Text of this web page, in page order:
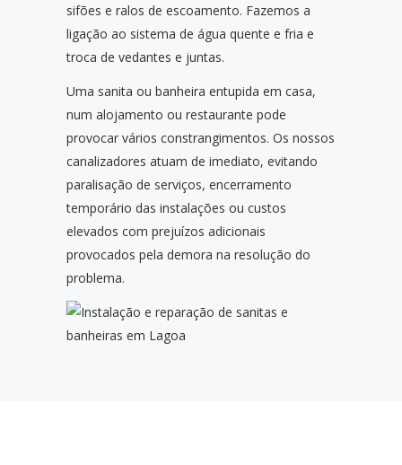
sifões e ralos de escoamento. Fazemos a
ligação ao sistema de água quente e fria e
troca de vedantes e juntas.
Uma sanita ou banheira entupida em casa,
num alojamento ou restaurante pode
provocar vários constrangimentos. Os nossos
canalizadores atuam de imediato, evitando
paralisação de serviços, encerramento
temporário das instalações ou custos
elevados com prejuízos adicionais
provocados pela demora na resolução do
problema.